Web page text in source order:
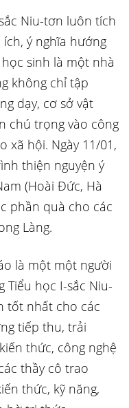
Niu-tơn luôn tích
ý nghĩa hướng
sinh là một nhà
không chỉ tập
dạy, cơ sở vật
chú trọng vào công
xã hội. Ngày 11/01,
thiện nguyện ý
(Hoài Đức, Hà
phần quà cho các
Làng.
là một một người
Tiểu học I-sắc Niu-
tốt nhất cho các
tiếp thu, trải
thức, công nghệ
thầy cô trao
thức, kỹ năng,